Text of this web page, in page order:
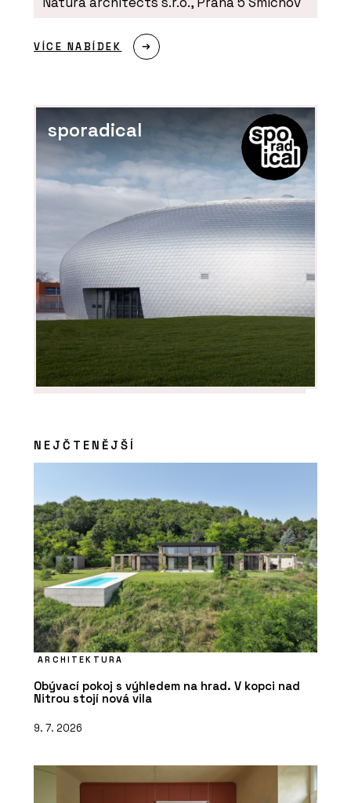
VÍCE NABÍDEK
sporadical
NEJČTENĚJŠÍ
ARCHITEKTURA
Obývací pokoj s výhledem na hrad. V kopci nad
Nitrou stojí nová vila
9. 7. 2026